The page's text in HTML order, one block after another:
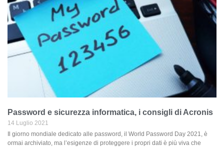
Password e sicurezza informatica, i consigli di Acronis
14 Luglio 2021
Il giorno mondiale dedicato alle password, il World Password Day 2021, è
ormai archiviato, ma l’esigenze di proteggere i propri dati è più viva che